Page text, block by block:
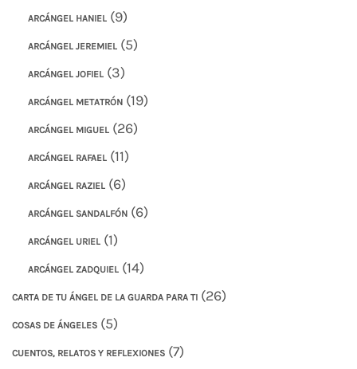
ARCÁNGEL HANIEL (9)
ARCÁNGEL JEREMIEL (5)
ARCÁNGEL JOFIEL (3)
ARCÁNGEL METATRÓN (19)
ARCÁNGEL MIGUEL (26)
ARCÁNGEL RAFAEL (11)
ARCÁNGEL RAZIEL (6)
ARCÁNGEL SANDALFÓN (6)
ARCÁNGEL URIEL (1)
ARCÁNGEL ZADQUIEL (14)
CARTA DE TU ÁNGEL DE LA GUARDA PARA TI (26)
COSAS DE ÁNGELES (5)
CUENTOS, RELATOS Y REFLEXIONES (7)